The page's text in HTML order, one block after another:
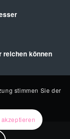
reichen können
stimmen Sie der